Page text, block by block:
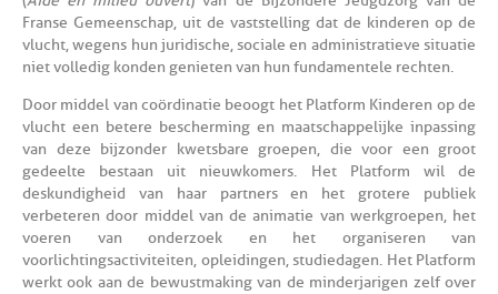
Franse Gemeenschap, uit de vaststelling dat de kinderen op de
vlucht, wegens hun juridische, sociale en administratieve situatie
niet volledig konden genieten van hun fundamentele rechten.
Door middel van coördinatie beoogt het Platform Kinderen op de
vlucht een betere bescherming en maatschappelijke inpassing
van deze bijzonder kwetsbare groepen, die voor een groot
gedeelte bestaan uit nieuwkomers. Het Platform wil de
deskundigheid van haar partners en het grotere publiek
verbeteren door middel van de animatie van werkgroepen, het
voeren van onderzoek en het organiseren van
voorlichtingsactiviteiten, opleidingen, studiedagen. Het Platform
werkt ook aan de bewustmaking van de minderjarigen zelf over